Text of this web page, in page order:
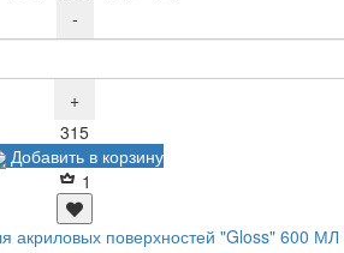
-
+
315Р
Добавить в корзину
1